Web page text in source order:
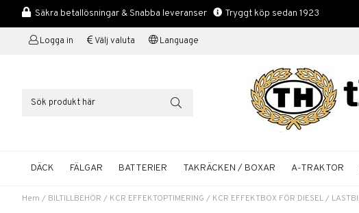
Säkra betallösningar & Snabba leveranser Tryggt köp sedan 1923
Logga in Välj valuta Language
DÄCK FÄLGAR BATTERIER TAKRÄCKEN / BOXAR A-TRAKTOR
Hem / BILTILLBEHÖR / KCR EFFEKTOPTIMERING / KCR EFFEKTBOX FÖR DIESEL/